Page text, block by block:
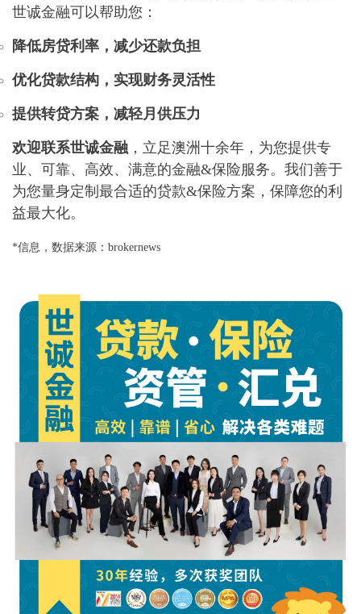
世诚金融可以帮助您：
降低房贷利率，减少还款负担
优化贷款结构，实现财务灵活性
提供转贷方案，减轻月供压力
欢迎联系世诚金融 ，立足澳洲十余年，为您提供专
业、可靠、高效、满意的金融&保险服务。我们善于
为您量身定制最合适的贷款&保险方案，保障您的利
益最大化。
*信息，数据来源：brokernews